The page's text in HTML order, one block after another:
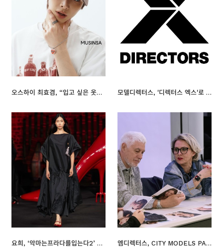
오스하이 최효겸, “입고 싶은 옷이 없어 직접 만들었죠. 지금은 제 자식 같아요” 모델디렉터스, '디렉터스 엑스'로 사명 변경 공식화… 글로벌 확장 나서
요희, ‘악마는프라다를입는다2’ 멕시코시티 프리미어 런웨이 장식 엠디렉터스, CITY MODELS PARIS와 스카우팅 진행